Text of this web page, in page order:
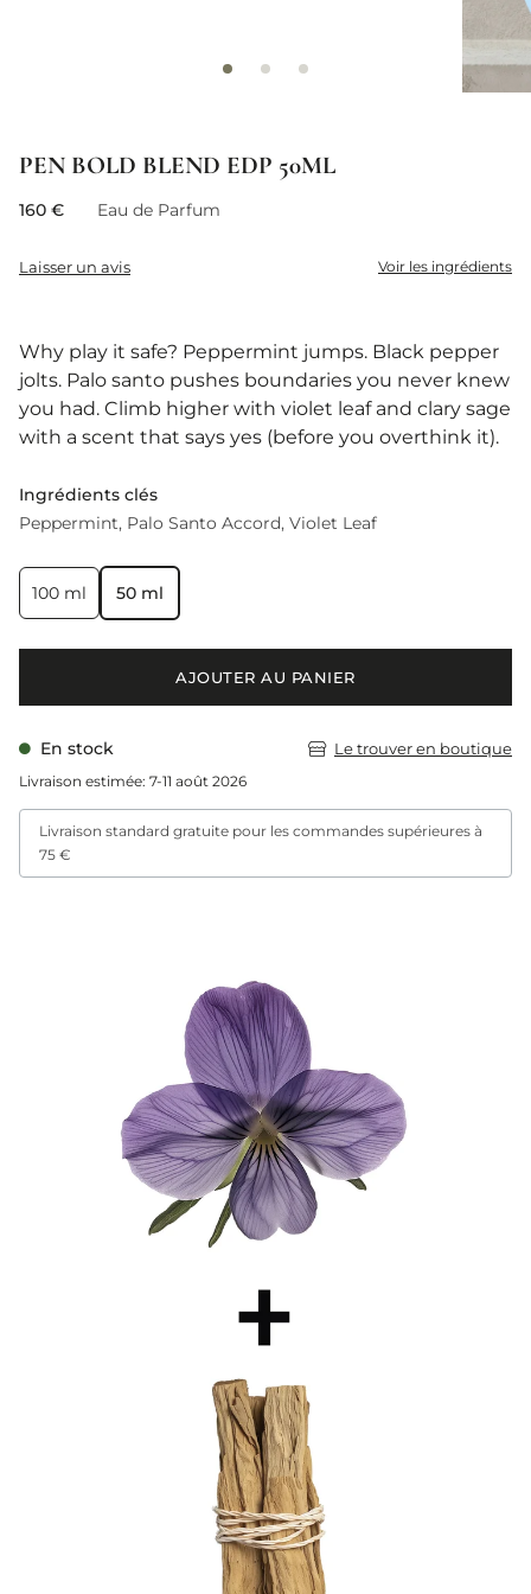
PEN BOLD BLEND EDP 50ML
160 € Eau de Parfum
Laisser un avis Voir les ingrédients
Why play it safe? Peppermint jumps. Black pepper
jolts. Palo santo pushes boundaries you never knew
you had. Climb higher with violet leaf and clary sage
with a scent that says yes (before you overthink it).
Ingrédients clés
Peppermint Palo Santo Accord Violet Leaf
100 ml 50 ml
AJOUTER AU PANIER
En stock
Livraison estimée: 7-11 août 2026
Le trouver en boutique
Livraison standard gratuite pour les commandes supérieures à
75 €